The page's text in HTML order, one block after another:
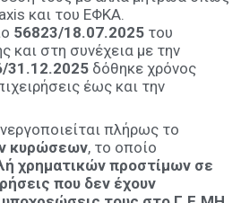
και του ΕΦΚΑ.
56823/18.07.2025 του
και στη συνέχεια με την
31.12.2025 δόθηκε χρόνος
έως και την
πλήρως το
κυρώσεων, το οποίο
χρηματικών προστίμων σε
που δεν έχουν